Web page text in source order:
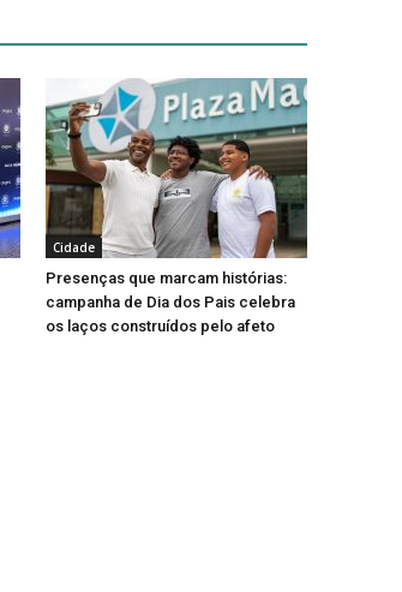
Cidade
Presenças que marcam histórias:
campanha de Dia dos Pais celebra
os laços construídos pelo afeto